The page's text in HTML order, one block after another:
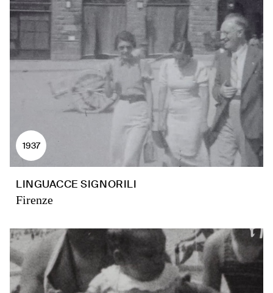
1937
LINGUACCE SIGNORILI
Firenze